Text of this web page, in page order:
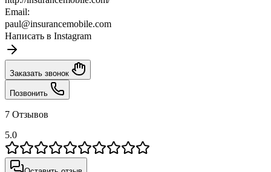
Email:
paul@insurancemobile.com
Написать в Instagram
Заказать звонок
Позвонить
7 Отзывов
5.0